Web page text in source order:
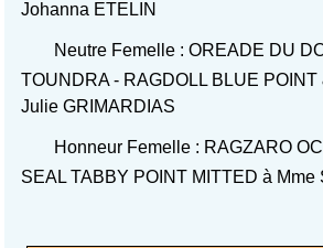
Johanna ETELIN
Neutre Femelle : OREADE DU
TOUNDRA - RAGDOLL BLUE
Julie GRIMARDIAS
Honneur Femelle : RAGZARO
SEAL TABBY POINT MITTED à Mme